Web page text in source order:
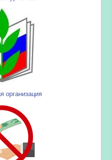
организация